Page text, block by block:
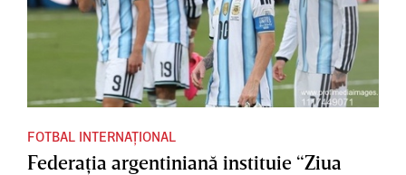
FOTBAL INTERNAȚIONAL
Federaţia argentiniană instituie “Ziua